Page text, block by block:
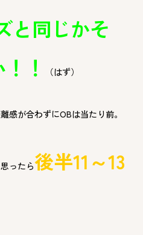
と同じかそ
！
（はず）
感が合わずにOBは当たり前。
ったら後半11～13